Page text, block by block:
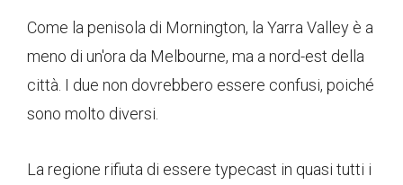
Come la penisola di Mornington, la Yarra Valley è a
meno di un'ora da Melbourne, ma a nord-est della
città. I due non dovrebbero essere confusi, poiché
sono molto diversi.
La regione rifiuta di essere typecast in quasi tutti i